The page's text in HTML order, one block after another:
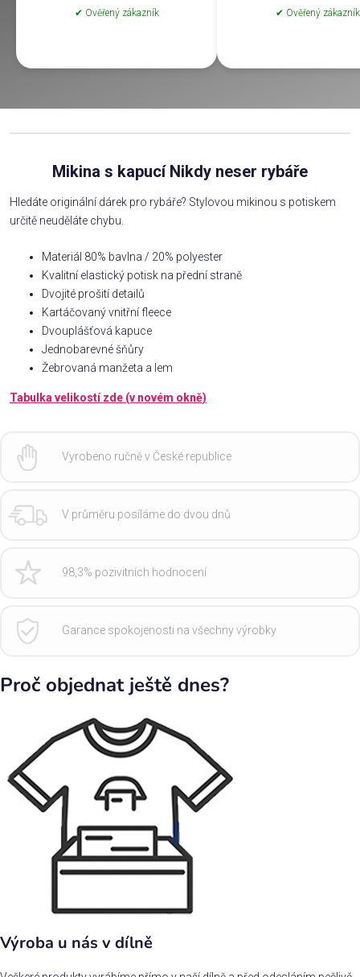
✔ Ověřený zákazník ✔ Ověřený zákazník
Mikina s kapucí Nikdy neser rybáře
Hledáte originální dárek pro rybáře? Stylovou mikinou s potiskem
určitě neuděláte chybu.
Materiál 80% bavlna / 20% polyester
Kvalitní elastický potisk na přední straně
Dvojité prošití detailů
Kartáčovaný vnitřní fleece
Dvouplášťová kapuce
Jednobarevné šňůry
Žebrovaná manžeta a lem
Tabulka velikostí zde (v novém okně)
Vyrobeno ručně v České republice
V průměru posíláme do dvou dnů
98,3% pozivitních hodnocení
Garance spokojenosti na všechny výrobky
Proč objednat ještě dnes?
Výroba u nás v dílně